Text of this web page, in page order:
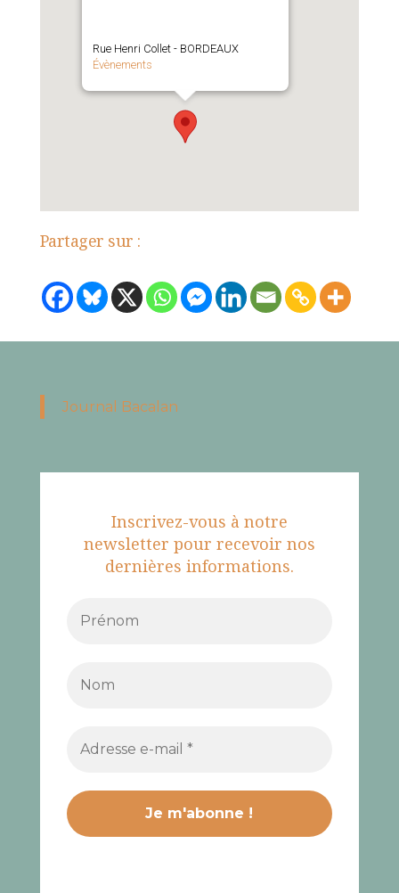
Rue Henri Collet - BORDEAUX
Évènements
Partager sur :
Journal Bacalan
Inscrivez-vous à notre
newsletter pour recevoir nos
dernières informations.